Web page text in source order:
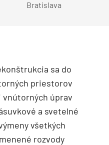
Bratislava
sa do
priestorov
vnútorných úprav
a svetelné
všetkých
rozvody